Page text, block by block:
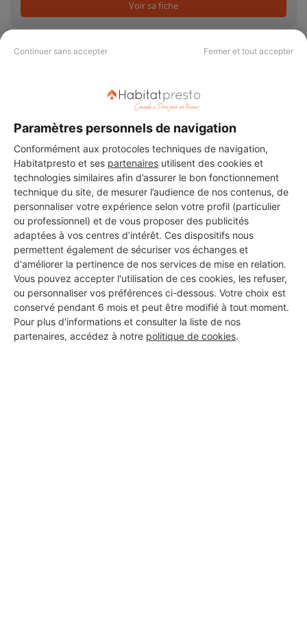
Continuer sans accepter Fermer et tout accepter
Paramètres personnels de navigation
Conformément aux protocoles techniques de navigation,
Habitatpresto et ses partenaires utilisent des cookies et
technologies similaires afin d’assurer le bon fonctionnement
technique du site, de mesurer l’audience de nos contenus, de
personnaliser votre expérience selon votre profil (particulier
ou professionnel) et de vous proposer des publicités
adaptées à vos centres d’intérêt. Ces dispositifs nous
permettent également de sécuriser vos échanges et
d'améliorer la pertinence de nos services de mise en relation.
Vous pouvez accepter l'utilisation de ces cookies, les refuser,
ou personnaliser vos préférences ci-dessous. Votre choix est
conservé pendant 6 mois et peut être modifié à tout moment.
Pour plus d'informations et consulter la liste de nos
partenaires, accédez à notre politique de cookies.
Voir sa fiche
PAS LE TEMPS DE
CHERCHER ?
Vous souhaitez réaliser des travaux et ne savez quel professionnel
choisir ? Demandez des devis travauxauprès de notre réseau de 5 000
professionnels partout en France.
DEMANDER UN DEVIS